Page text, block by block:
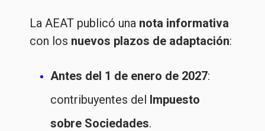
La AEAT publicó una nota informativa
con los nuevos plazos de adaptación:
Antes del 1 de enero de 2027:
contribuyentes del Impuesto
sobre Sociedades.